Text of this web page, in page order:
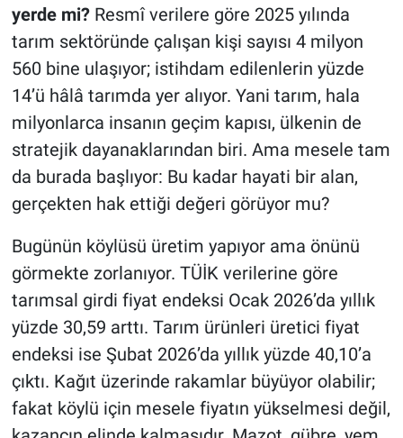
yerde mi? Resmî verilere göre 2025 yılında
tarım sektöründe çalışan kişi sayısı 4 milyon
560 bine ulaşıyor; istihdam edilenlerin yüzde
14’ü hâlâ tarımda yer alıyor. Yani tarım, hala
milyonlarca insanın geçim kapısı, ülkenin de
stratejik dayanaklarından biri. Ama mesele tam
da burada başlıyor: Bu kadar hayati bir alan,
gerçekten hak ettiği değeri görüyor mu?
Bugünün köylüsü üretim yapıyor ama önünü
görmekte zorlanıyor. TÜİK verilerine göre
tarımsal girdi fiyat endeksi Ocak 2026’da yıllık
yüzde 30,59 arttı. Tarım ürünleri üretici fiyat
endeksi ise Şubat 2026’da yıllık yüzde 40,10’a
çıktı. Kağıt üzerinde rakamlar büyüyor olabilir;
fakat köylü için mesele fiyatın yükselmesi değil,